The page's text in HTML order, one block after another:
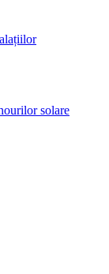
solare